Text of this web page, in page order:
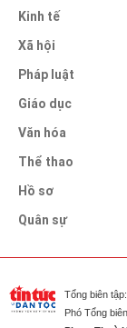
Kinh tế
Xã hội
Pháp luật
Giáo dục
Văn hóa
Thể thao
Hồ sơ
Quân sự
Tổng biên tập:
Phó Tổng